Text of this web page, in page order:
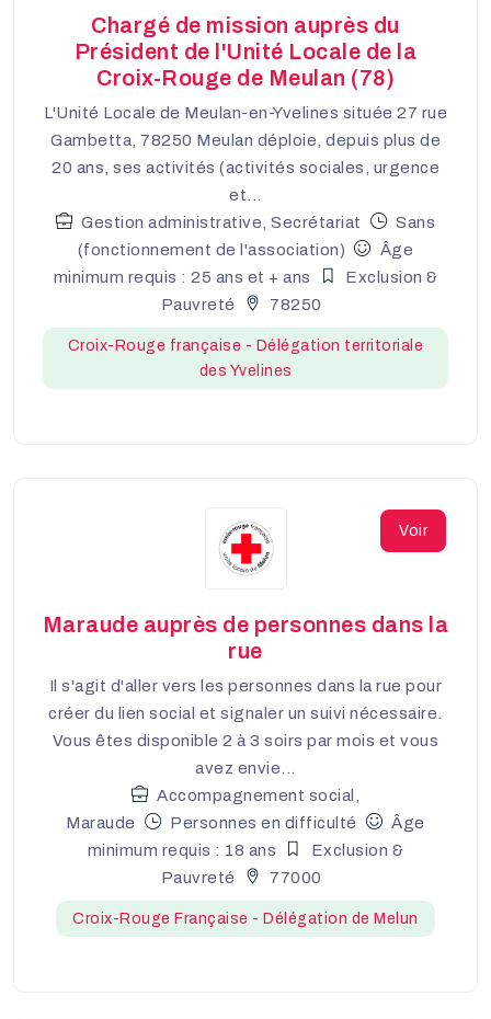
Chargé de mission auprès du
Président de l'Unité Locale de la
Croix-Rouge de Meulan (78)
L'Unité Locale de Meulan-en-Yvelines située 27 rue
Gambetta, 78250 Meulan déploie, depuis plus de
20 ans, ses activités (activités sociales, urgence
et...
Gestion administrative, Secrétariat
Sans
(fonctionnement de l'association)
Âge
minimum requis : 25 ans et + ans
Exclusion &
Pauvreté
78250
Croix-Rouge française - Délégation territoriale
des Yvelines
Voir
Maraude auprès de personnes dans la
rue
Il s'agit d'aller vers les personnes dans la rue pour
créer du lien social et signaler un suivi nécessaire.
Vous êtes disponible 2 à 3 soirs par mois et vous
avez envie...
Accompagnement social,
Maraude
Personnes en difficulté
Âge
minimum requis : 18 ans
Exclusion &
Pauvreté
77000
Croix-Rouge Française - Délégation de Melun